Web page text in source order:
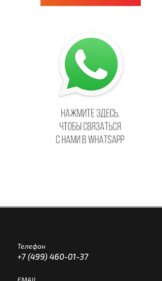
Телефон
+7 (499) 460-01-37